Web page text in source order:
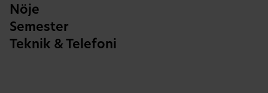
Nöje
Semester
Teknik & Telefoni